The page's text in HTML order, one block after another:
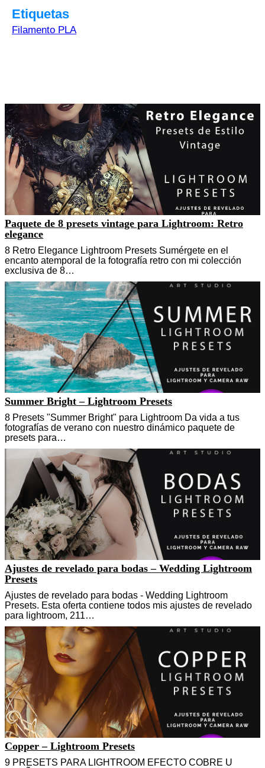
Etiquetas
Filamento PLA
Paquete de 8 presets vintage para Lightroom: Retro
elegance
8 Retro Elegance Lightroom Presets Sumérgete en el
encanto atemporal de la fotografía retro con mi colección
exclusiva de 8…
Summer Bright – Lightroom Presets
8 Presets "Summer Bright" para Lightroom Da vida a tus
fotografías de verano con nuestro dinámico paquete de
presets para…
Ajustes de revelado para bodas – Wedding Lightroom
Presets
Ajustes de revelado para bodas - Wedding Lightroom
Presets. Esta oferta contiene todos mis ajustes de revelado
para lightroom, 211…
Copper – Lightroom Presets
9 PRESETS PARA LIGHTROOM EFECTO COBRE U